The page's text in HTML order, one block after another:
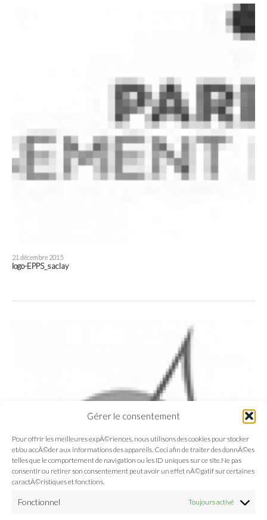
Gérer le consentement
Pour offrir les meilleures expÃ©riences, nous utilisons des cookies pour stocker
et/ou accÃ©der aux informations des appareils. Ceci afin de traiter des donnÃ©es
telles que le comportement de navigation ou les ID uniques sur ce site.Ne pas
consentir ou retirer son consentement peut avoir un effet nÃ©gatif sur certaines
caractÃ©ristiques et fonctions.
Fonctionnel Toujours activé
21 décembre 2015
logo-EPPS_saclay